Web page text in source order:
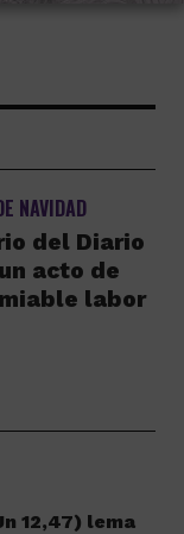
NAVIDAD
del Diario
acto de
labor
12,47) lema